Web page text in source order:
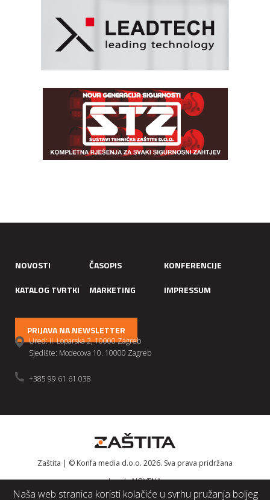
Naša web stranica koristi kolačiće u svrhu pružanja boljeg
NOVOSTI ČASOPIS
KONFERENCIJE
KATALOG TVRTKI
MARKETING IMPRESSUM
PRIJAVA NA NEWSLETTER
Ured: II. Loparska 2, 10000 Zagreb
Sjedište: Modecova 10. 10000 Zagreb
+385 99 61 61 038
Zaštita | © Konfa media d.o.o. 2026. Sva prava pridržana
IzradaNOVENA